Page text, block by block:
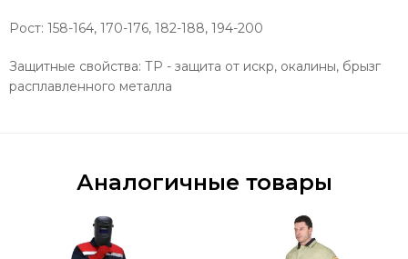
Рост: 158-164, 170-176, 182-188, 194-200
Защитные свойства: ТР - защита от искр, окалины, брызг
расплавленного металла
Аналогичные товары